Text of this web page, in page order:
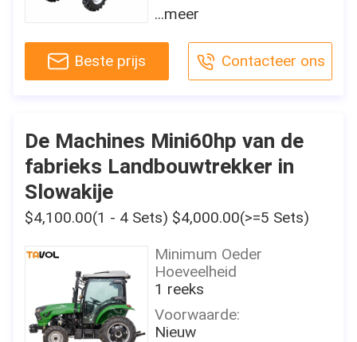
Verkopende Punten:
Niveau met geringe
geluidssterkte
Marketing Type:
machinestest:
Verstrekt
Garantie van
kerncomponenten:
1 jaar
Kerncomponenten:
Motor, Motor, Toestel
Motormerk:
Type:
Door wiel:
Gebruik:
Landbouwbedrijftractor
Certificaat:
Merknaam:
TAVOL
Plaats van herkomst:
Shandong, China
...meer
Beste prijs Contacteer ons
De Machines Mini60hp van de
fabrieks Landbouwtrekker in
Slowakije
$4,100.00(1 - 4 Sets) $4,000.00(>=5 Sets)
Minimum Oeder
Hoeveelheid
1 reeks
Voorwaarde:
Nieuw